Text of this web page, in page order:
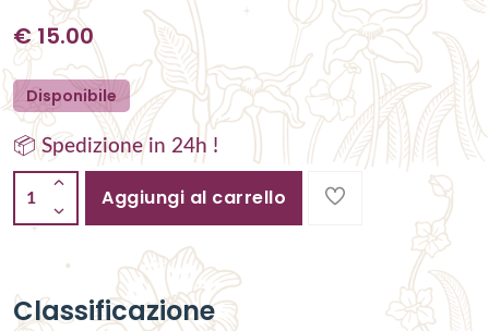
€15.00
Disponibile
📦 Spedizione in 24h !
1 Aggiungi al carrello
Classificazione